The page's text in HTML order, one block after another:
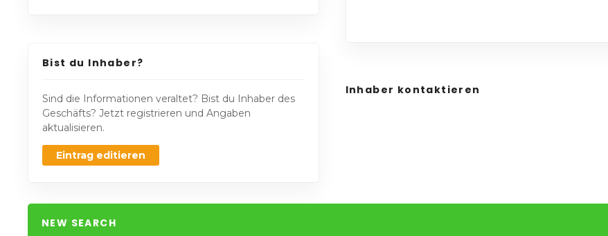
Bist du Inhaber?
Sind die Informationen veraltet? Bist du Inhaber des
Geschäfts? Jetzt registrieren und Angaben
aktualisieren.
Eintrag editieren
Inhaber kontaktieren
NEW SEARCH